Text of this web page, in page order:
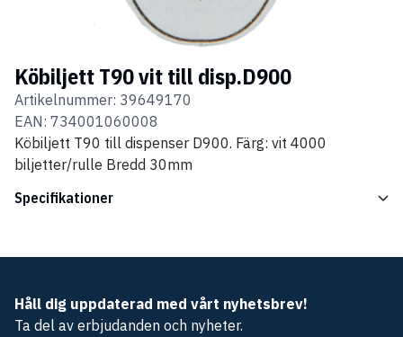
Köbiljett T90 vit till disp.D900
Artikelnummer: 39649170
EAN: 734001060008
Köbiljett T90 till dispenser D900. Färg: vit 4000
biljetter/rulle Bredd 30mm
Specifikationer
Håll dig uppdaterad med vårt nyhetsbrev!
Ta del av erbjudanden och nyheter.